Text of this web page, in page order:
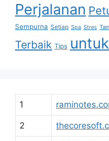
Perjalanan
Sempurna Setiap Spa Stres
Terbaik Tips untuk
1
2